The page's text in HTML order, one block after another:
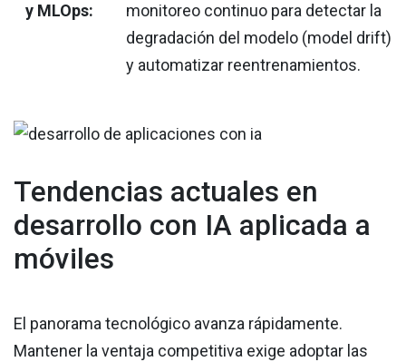
y MLOps:
monitoreo continuo para detectar la
degradación del modelo (model drift)
y automatizar reentrenamientos.
Tendencias actuales en
desarrollo con IA aplicada a
móviles
El panorama tecnológico avanza rápidamente.
Mantener la ventaja competitiva exige adoptar las